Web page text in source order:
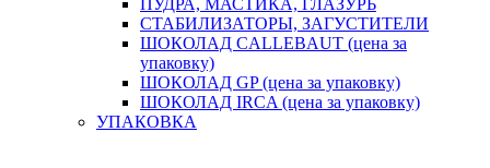
ПУДРА, МАСТИКА, ГЛАЗУРЬ
СТАБИЛИЗАТОРЫ, ЗАГУСТИТЕЛИ
ШОКОЛАД CALLEBAUT (цена за
упаковку)
ШОКОЛАД GP (цена за упаковку)
ШОКОЛАД IRCA (цена за упаковку)
УПАКОВКА